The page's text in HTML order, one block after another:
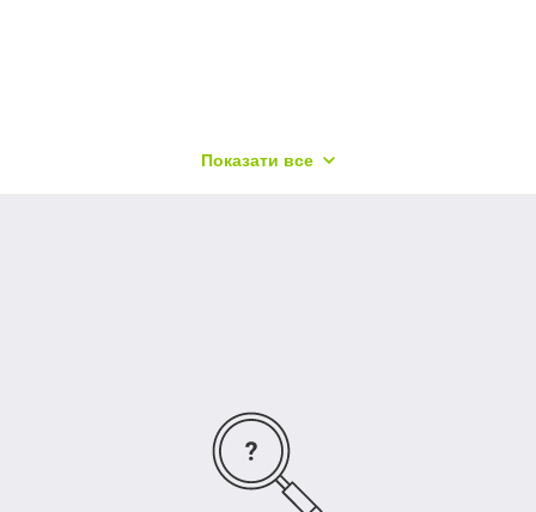
Показати все